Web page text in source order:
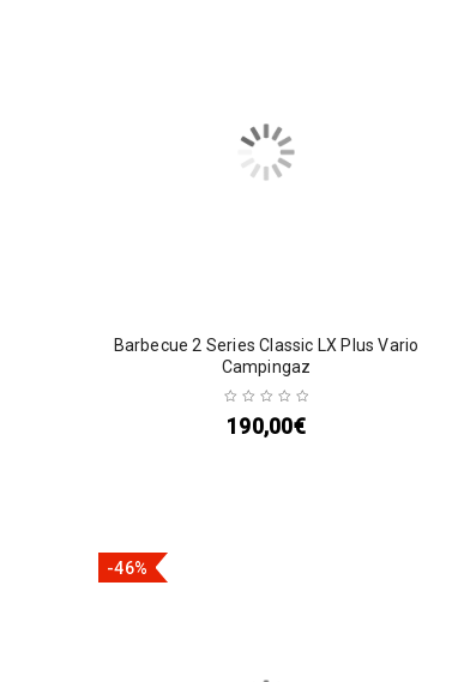
Barbecue 2 Series Classic LX Plus Vario
Campingaz
190,00€
-46%